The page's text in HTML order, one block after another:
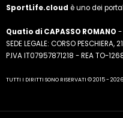
SportLife.cloud è uno dei
Quatio di CAPASSO ROMANO -
SEDE LEGALE: CORSO PESCHIERA,
P.IVA IT07957871218 - REA TO-
TUTTI I DIRITTI SONO RISERVATI © 2015 -